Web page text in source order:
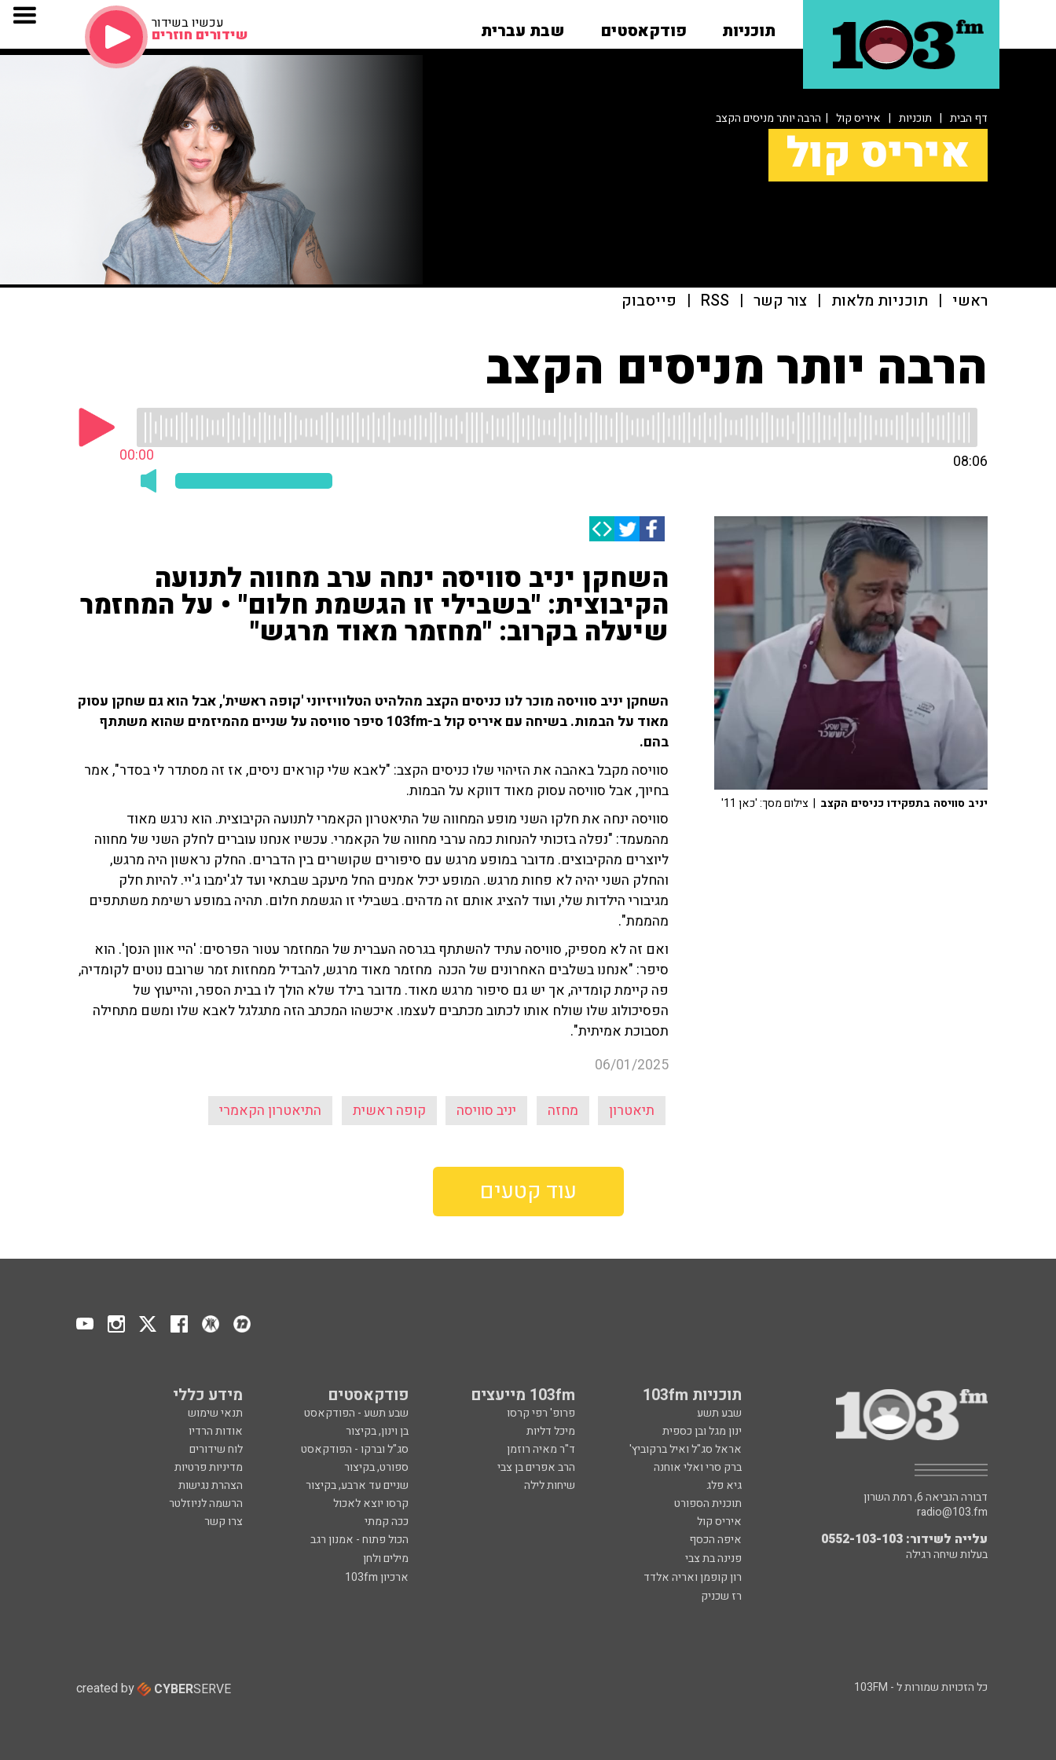
תוכניות פודקאסטים שבת עברית עכשיו בשידור
שידורים חוזרים
דף הבית | תוכניות | איריס קול | הרבה יותר מניסים הקצב
איריס קול
ראשי | תוכניות מלאות | צור קשר |
RSS
| פייסבוק
הרבה יותר מניסים הקצב
00:00 08:06
השחקן יניב סוויסה ינחה ערב מחווה לתנועה
הקיבוצית: "בשבילי זו הגשמת חלום" • על המחזמר
שיעלה בקרוב: "מחזמר מאוד מרגש"
השחקן יניב סוויסה מוכר לנו כניסים הקצב מהלהיט הטלוויזיוני 'קופה ראשית', אבל הוא גם שחקן עסוק
מאוד על הבמות. בשיחה עם איריס קול ב-103fm סיפר סוויסה על שניים מהמיזמים שהוא משתתף
בהם.
סוויסה מקבל באהבה את הזיהוי שלו כניסים הקצב: "לאבא שלי קוראים ניסים, אז זה מסתדר לי בסדר", אמר
בחיוך, אבל סוויסה עסוק מאוד דווקא על הבמות.
סוויסה ינחה את חלקו השני מופע המחווה של התיאטרון הקאמרי לתנועה הקיבוצית. הוא נרגש מאוד
מהמעמד: "נפלה בזכותי להנחות כמה ערבי מחווה של הקאמרי. עכשיו אנחנו עוברים לחלק השני של מחווה
ליוצרים מהקיבוצים. מדובר במופע מרגש עם סיפורים שקושרים בין הדברים. החלק נראשון היה מרגש,
והחלק השני יהיה לא פחות מרגש. המופע יכיל אמנים החל מיעקב שבתאי ועד לג'ימבו ג'יי. להיות חלק
מגיבורי הילדות שלי, ועוד להציג אותם זה מדהים. בשבילי זו הגשמת חלום. תהיה במופע רשימת משתתפים
מהממת".
ואם זה לא מספיק, סוויסה עתיד להשתתף בגרסה העברית של המחזמר עטור הפרסים: 'היי אוון הנסן'. הוא
סיפר: "אנחנו בשלבים האחרונים של הכנה מחזמר מאוד מרגש, להבדיל ממחזות זמר שרובם נוטים לקומדיה,
פה קיימת קומדיה, אך יש גם סיפור מרגש מאוד. מדובר בילד שלא הולך לו בבית הספר, והייעוץ של
הפסיכולוג שלו שולח אותו לכתוב מכתבים לעצמו. איכשהו המכתב הזה מתגלגל לאבא שלו ומשם מתחילה
תסבוכת אמיתית".
06/01/2025
תיאטרון מחזה יניב סוויסה קופה ראשית התיאטרון הקאמרי
יניב סוויסה בתפקידו כניסים הקצב | צילום מסך: 'כאן 11'
עוד קטעים
תוכניות 103fm 103fm מייעצים פודקאסטים מידע כללי
שבע תשע פרופ' רפי קרסו שבע תשע - הפודקאסט
תנאי שימוש
ינון מגל ובן כספית
מיכל דליות בן וינון, בקיצור
אודות הרדיו
אראל סג"ל ואיל ברקוביץ'
ד"ר מאיה רוזמן סג"ל וברקו - הפודקאסט
לוח שידורים
ברק סרי ואלי אוחנה
הרב אפרים בן צבי ספורט, בקיצור
מדיניות פרטיות
גיא פלג
שיחות לילה שניים עד ארבע, בקיצור
הצהרת נגישות
תוכנית הספורט
קרסו יוצא לאכול
הרשמה לניוזלטר
איריס קול
ככה קמתי
צרו קשר
איפה הכסף
הכול פתוח - אמנון רגב
פנינה בת צבי
מילים ולחן
רון קופמן ואריה אלדד
ארכיון 103fm
רז שכניק
דבורה הנביאה 6, רמת השרון
radio@103.fm
עלייה לשידור: 0552-103-103
בעלות שיחה רגילה
כל הזכויות שמורות ל - 103FM created by CYBERSERVE